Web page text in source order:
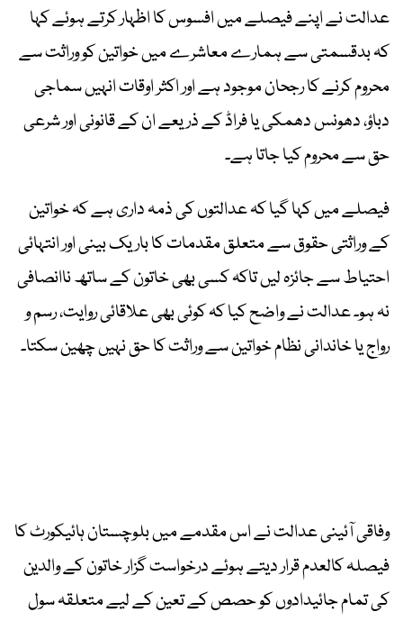
عدالت نے اپنے فیصلے میں افسوس کا اظہار کرتے ہوئے کہا
کہ بدقسمتی سے ہمارے معاشرے میں خواتین کو وراثت سے
محروم کرنے کا رجحان موجود ہے اور اکثر اوقات انہیں سماجی
دباؤ، دھونس دھمکی یا فراڈ کے ذریعے ان کے قانونی اور شرعی
حق سے محروم کیا جاتا ہے۔
فیصلے میں کہا گیا کہ عدالتوں کی ذمہ داری ہے کہ خواتین
کے وراثتی حقوق سے متعلق مقدمات کا باریک بینی اور انتہائی
احتیاط سے جائزہ لیں تاکہ کسی بھی خاتون کے ساتھ ناانصافی
نہ ہو۔ عدالت نے واضح کیا کہ کوئی بھی علاقائی روایت، رسم و
رواج یا خاندانی نظام خواتین سے وراثت کا حق نہیں چھین سکتا۔
وفاقی آئینی عدالت نے اس مقدمے میں بلوچستان ہائیکورٹ کا
فیصلہ کالعدم قرار دیتے ہوئے درخواست گزار خاتون کے والدین
کی تمام جائیدادوں کو حصص کے تعین کے لیے متعلقہ سول